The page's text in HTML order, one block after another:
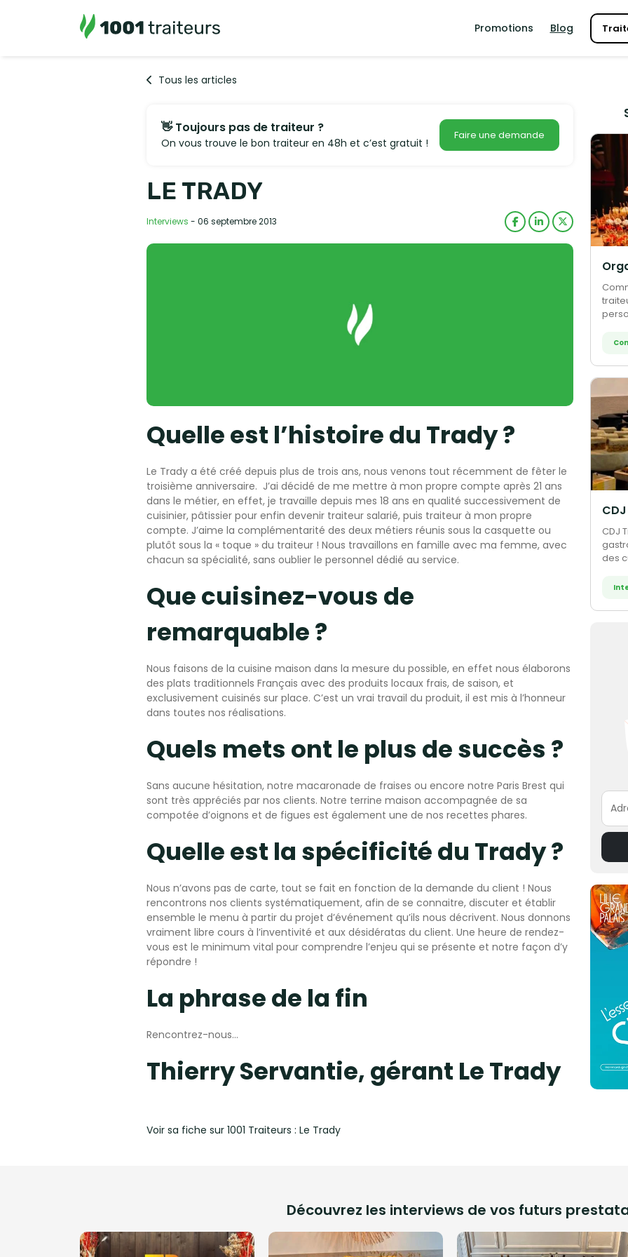
Promotions Blog
Tous les articles
👋 Toujours pas de traiteur ?
On vous trouve le bon traiteur en 48h et c’est gratuit !
Faire une demande
LE TRADY
Interviews - 06 septembre 2013
Quelle est l’histoire du Trady ?
Le Trady a été créé depuis plus de trois ans, nous venons tout récemment de fêter le
troisième anniversaire. J’ai décidé de me mettre à mon propre compte après 21 ans
dans le métier, en effet, je travaille depuis mes 18 ans en qualité successivement de
cuisinier, pâtissier pour enfin devenir traiteur salarié, puis traiteur à mon propre
compte. J’aime la complémentarité des deux métiers réunis sous la casquette ou
plutôt sous la « toque » du traiteur ! Nous travaillons en famille avec ma femme, avec
chacun sa spécialité, sans oublier le personnel dédié au service.
Que cuisinez-vous de
remarquable ?
Nous faisons de la cuisine maison dans la mesure du possible, en effet nous élaborons
des plats traditionnels Français avec des produits locaux frais, de saison, et
exclusivement cuisinés sur place. C’est un vrai travail du produit, il est mis à l’honneur
dans toutes nos réalisations.
Quels mets ont le plus de succès ?
Sans aucune hésitation, notre macaronade de fraises ou encore notre Paris Brest qui
sont très appréciés par nos clients. Notre terrine maison accompagnée de sa
compotée d’oignons et de figues est également une de nos recettes phares.
Quelle est la spécificité du Trady ?
Nous n’avons pas de carte, tout se fait en fonction de la demande du client ! Nous
rencontrons nos clients systématiquement, afin de se connaitre, discuter et établir
ensemble le menu à partir du projet d’événement qu’ils nous décrivent. Nous donnons
vraiment libre cours à l’inventivité et aux désidératas du client. Une heure de rendez-
vous est le minimum vital pour comprendre l’enjeu qui se présente et notre façon d’y
répondre !
La phrase de la fin
Rencontrez-nous…
Thierry Servantie, gérant Le Trady
Voir sa fiche sur 1001 Traiteurs : Le Trady
CDJ
des
Découvrez les interviews de vos futurs